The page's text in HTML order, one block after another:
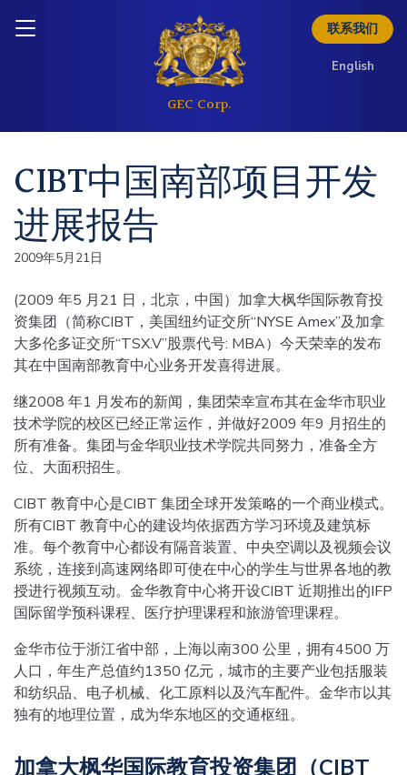
联系我们
English
欲了解更多投资信息
请查阅以下投资者资料
下载简介
CIBT中国南部项目开发
进展报告
2009年5月21日
(2009 年5 月21 日，北京，中国）加拿大枫华国际教育投
资集团（简称CIBT，美国纽约证交所“NYSE Amex”及加拿
大多伦多证交所“TSX.V”股票代号: MBA）今天荣幸的发布
其在中国南部教育中心业务开发喜得进展。
继2008 年1 月发布的新闻，集团荣幸宣布其在金华市职业
技术学院的校区已经正常运作，并做好2009 年9 月招生的
所有准备。集团与金华职业技术学院共同努力，准备全方
位、大面积招生。
CIBT 教育中心是CIBT 集团全球开发策略的一个商业模式。
所有CIBT 教育中心的建设均依据西方学习环境及建筑标
准。每个教育中心都设有隔音装置、中央空调以及视频会议
系统，连接到高速网络即可使在中心的学生与世界各地的教
授进行视频互动。金华教育中心将开设CIBT 近期推出的IFP
国际留学预科课程、医疗护理课程和旅游管理课程。
金华市位于浙江省中部，上海以南300 公里，拥有4500 万
人口，年生产总值约1350 亿元，城市的主要产业包括服装
和纺织品、电子机械、化工原料以及汽车配件。金华市以其
独有的地理位置，成为华东地区的交通枢纽。
加拿大枫华国际教育投资集团（CIBT
Inquire today